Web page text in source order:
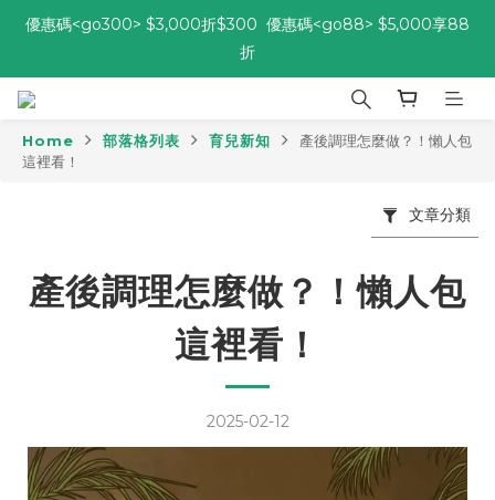
優惠碼<go300> $3,000折$300  優惠碼<go88> $5,000享88
折
優惠碼<go300> $3,000折$300  優惠碼<go88> $5,000享88
折
[自由配每期都85折!] 免綁約! 選擇多、任搭任選，立即了解活動>>
Home 部落格列表 育兒新知
產後調理怎麼做？！懶人包
這裡看！
文章分類
產後調理怎麼做？！懶人包
這裡看！
2025-02-12